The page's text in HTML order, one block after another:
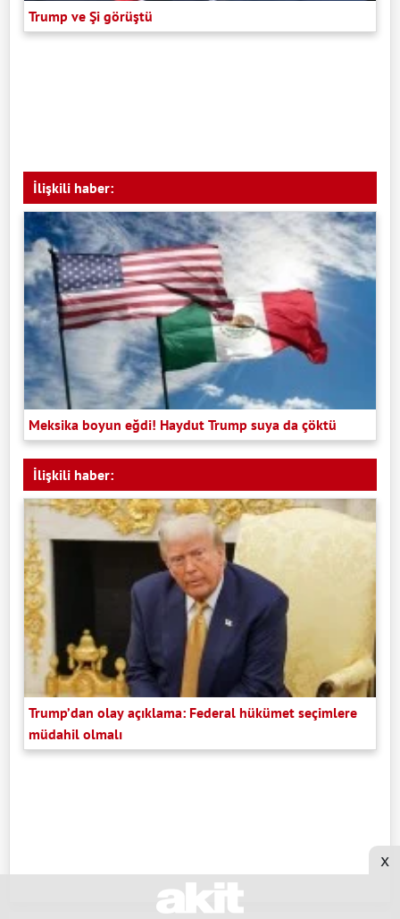
Trump ve Şi görüştü
İlişkili haber:
Meksika boyun eğdi! Haydut Trump suya da çöktü
İlişkili haber:
Trump’dan olay açıklama: Federal hükümet seçimlere
müdahil olmalı
x